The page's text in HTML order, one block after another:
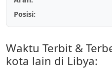
Posisi:
Waktu Terbit &
kota lain di Libya: